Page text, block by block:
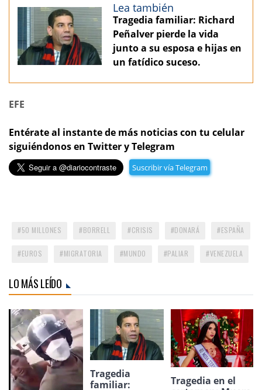
Lea también
Tragedia familiar: Richard
Peñalver pierde la vida
junto a su esposa e hijas en
un fatídico suceso.
EFE
Entérate al instante de más noticias con tu celular
siguiéndonos en Twitter y Telegram
Suscribir vía Telegram
50 MILLONES BORRELL CRISIS DONARÁ ESPAÑA
EUROS MIGRATORIA MUNDO PALIAR VENEZUELA
LO MÁS LEÍDO
Tragedia
familiar:
Tragedia en el